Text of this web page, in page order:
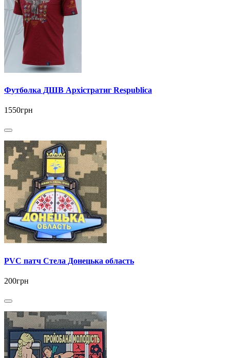
Футболка ДШВ Архістратиг Respublica
1550грн
PVC патч Стела Донецька область
200грн